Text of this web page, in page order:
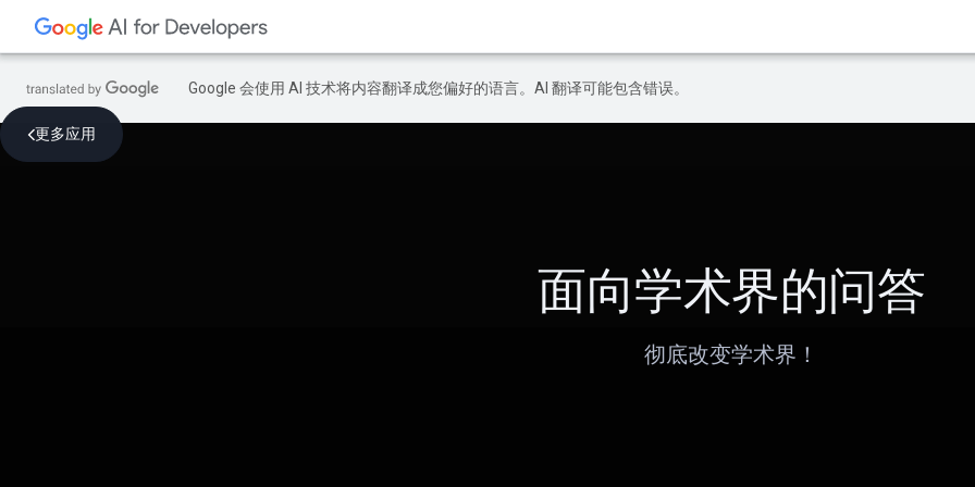
Google 会使用 AI 技术将内容翻译成您偏好的语言。AI 翻译可能包含错误。
更多应用
面向学术界的问答
彻底改变学术界！